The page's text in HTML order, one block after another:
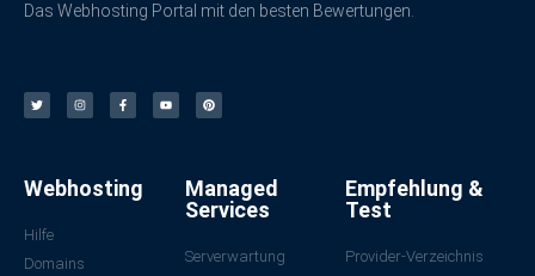
Das Webhosting Portal mit den besten Bewertungen.
Webhosting
Hilfe
Domains
Managed
Services
Serverwartung
Empfehlung &
Test
Provider-Verzeichnis